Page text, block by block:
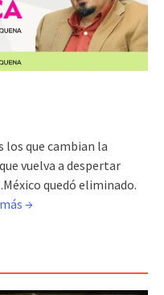
los que cambian la
vuelva a despertar
quedó eliminado.
→